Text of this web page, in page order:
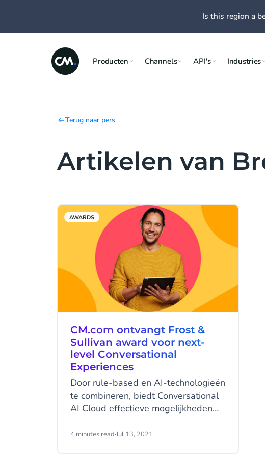
Producten Channels API's Industries
Terug naar pers
Artikelen van
AWARDS
CM.com ontvangt Frost &
Sullivan award voor next-
level Conversational
Experiences
Door rule-based en AI-technologieën
te combineren, biedt Conversational
AI Cloud effectieve mogelijkheden
werknemerservaring verrijken.
4 minutes read·Jul 13, 2021
Is this region a